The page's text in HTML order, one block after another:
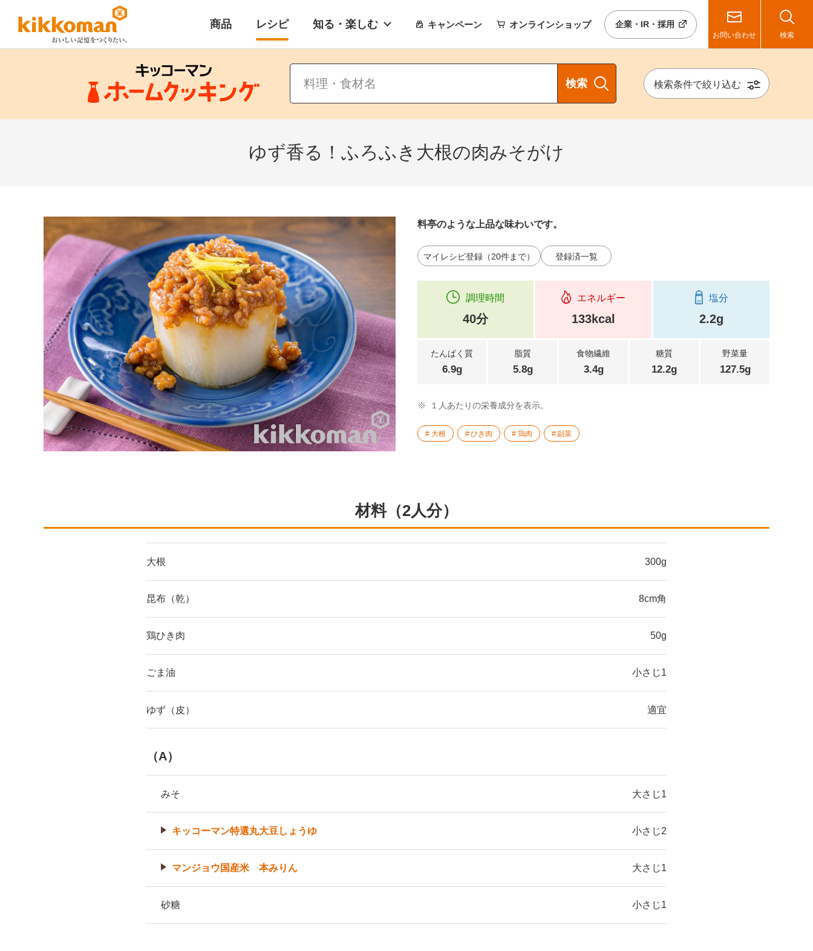
商品 レシピ 知る・楽しむ キャンペーン オンラインショップ 企業・IR・採用
お問い合わせ 検索
検索 検索条件で絞り込む
ゆず香る！ふろふき大根の肉みそがけ
料亭のような上品な味わいです。
マイレシピ登録（20件まで） 登録済一覧
調理時間
40分
エネルギー
133kcal
塩分
2.2g
たんぱく質
6.9g
脂質
5.8g
食物繊維
3.4g
糖質
12.2g
野菜量
127.5g
※ １人あたりの栄養成分を表示。
大根 ひき肉 鶏肉 副菜
材料（2人分）
大根 300g
昆布（乾） 8cm角
鶏ひき肉 50g
ごま油 小さじ1
ゆず（皮） 適宜
（A）
みそ 大さじ1
キッコーマン特選丸大豆しょうゆ 小さじ2
マンジョウ国産米 本みりん 大さじ1
砂糖 小さじ1